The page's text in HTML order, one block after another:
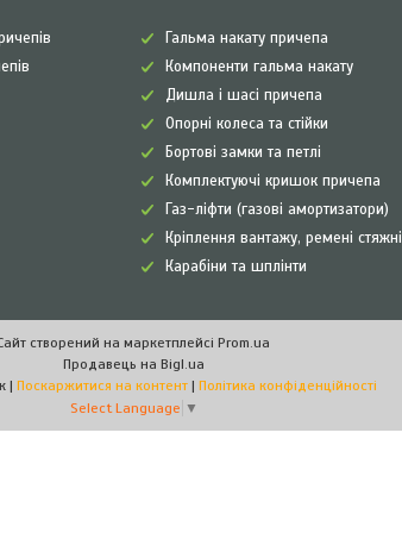
Гальма накату причепа
Компоненти гальма накату
Дишла і шасі причепа
Опорні колеса та стійки
Бортові замки та петлі
Комплектуючі кришок причепа
Газ-ліфти (газові амортизатори)
Кріплення вантажу, ремені стяжні
Карабіни та шплінти
створений на маркетплейсі Prom.ua
Продавець на Bigl.ua
ХП Трейлер Технік | Поскаржитися на контент | Політика конфіденційності
Select Language ▼